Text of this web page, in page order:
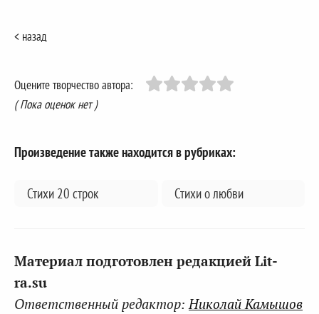
< назад
Оцените творчество автора:
( Пока оценок нет )
Произведение также находится в рубриках:
Стихи 20 строк Стихи о любви
Материал подготовлен редакцией Lit-
ra.su
Ответственный редактор:Николай Камышов